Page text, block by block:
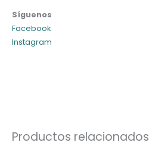
Síguenos
Facebook
Instagram
Productos relacionados